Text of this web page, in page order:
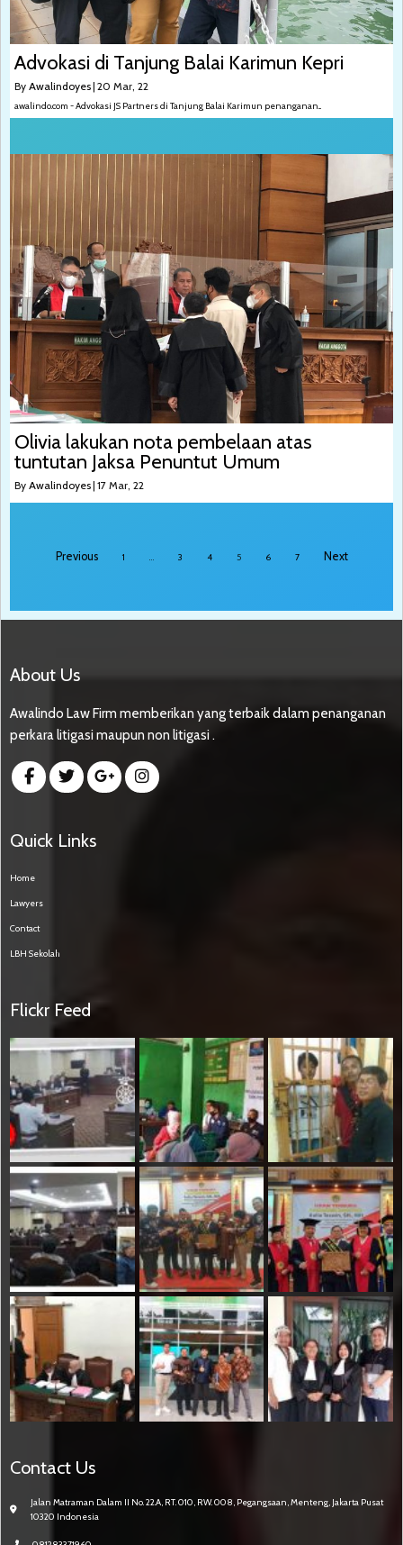
Advokasi di Tanjung Balai Karimun Kepri
By Awalindoyes| 20 Mar, 22
awalindo.com - Advokasi JS Partners di Tanjung Balai Karimun penanganan...
Olivia lakukan nota pembelaan atas
tuntutan Jaksa Penuntut Umum
By Awalindoyes| 17 Mar, 22
Previous 1 … 3 4 5 6 7 Next
About Us
Awalindo Law Firm memberikan yang terbaik dalam penanganan
perkara litigasi maupun non litigasi .
Quick Links
Home
Lawyers
Contact
LBH Sekolah
Flickr Feed
Contact Us
Jalan Matraman Dalam II No. 22.A, RT. 010, RW. 008, Pegangsaan, Menteng, Jakarta Pusat
10320 Indonesia